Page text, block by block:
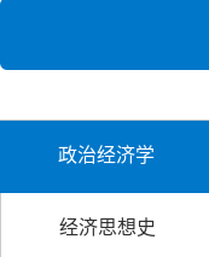
政治经济学
经济思想史